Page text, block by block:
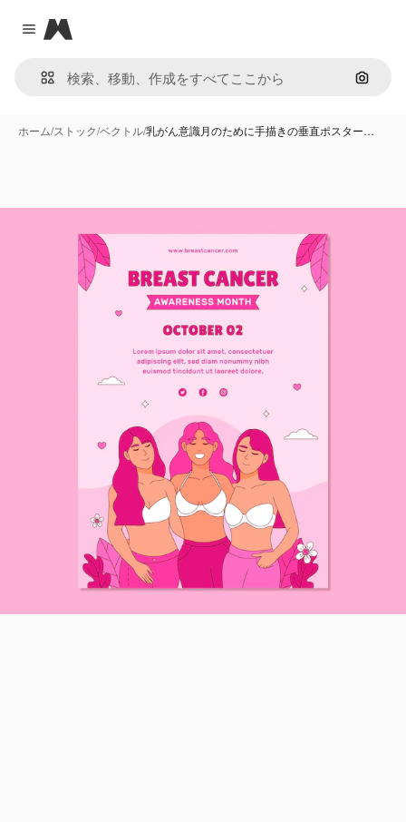
Close menu
Magnific
画像で
ホーム/ストック/ベクトル/乳がん意識月のために手描きの垂直ポスター…